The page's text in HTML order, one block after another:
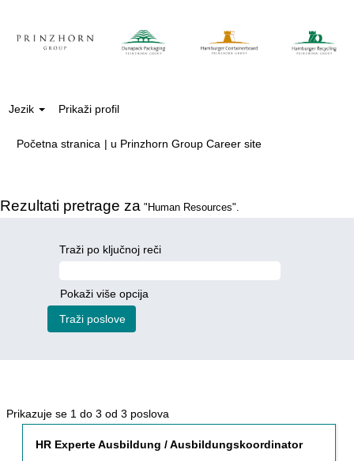
Jezik Prikaži profil
Početna stranica | u Prinzhorn Group Career site(trenutna
Rezultati pretrage za "Human Resources".
Traži po ključnoj reči
Pokaži više opcija
Prikazuje se 1 do 3 od 3 poslova
pretrage
za
Naslov
HR Experte Ausbildung / Ausbildungskoordinator
Izaberite